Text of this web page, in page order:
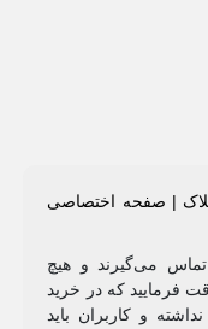
و هیچ
که در خرید
باید